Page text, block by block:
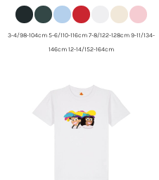
3-4/98-104cm 5-6/110-116cm 7-8/122-128cm 9-11/134-
146cm 12-14/152-164cm